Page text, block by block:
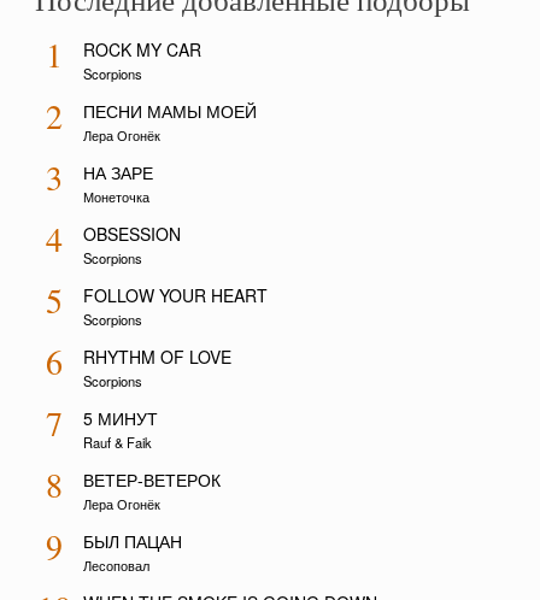
1 ROCK MY CAR
Scorpions
2 ПЕСНИ МАМЫ МОЕЙ
Лера Огонёк
3 НА ЗАРЕ
Монеточка
4 OBSESSION
Scorpions
5 FOLLOW YOUR HEART
Scorpions
6 RHYTHM OF LOVE
Scorpions
7 5 МИНУТ
Rauf & Faik
8 ВЕТЕР-ВЕТЕРОК
Лера Огонёк
9 БЫЛ ПАЦАН
Лесоповал